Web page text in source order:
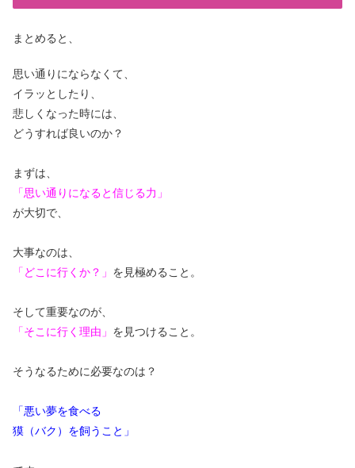
まとめると、
思い通りにならなくて、
イラッとしたり、
悲しくなった時には、
どうすれば良いのか？
まずは、
「思い通りになると信じる力」
が大切で、
大事なのは、
「どこに行くか？」 を見極めること。
そして重要なのが、
「そこに行く理由」 を見つけること。
そうなるために必要なのは？
「悪い夢を食べる
獏（バク）を飼うこと」